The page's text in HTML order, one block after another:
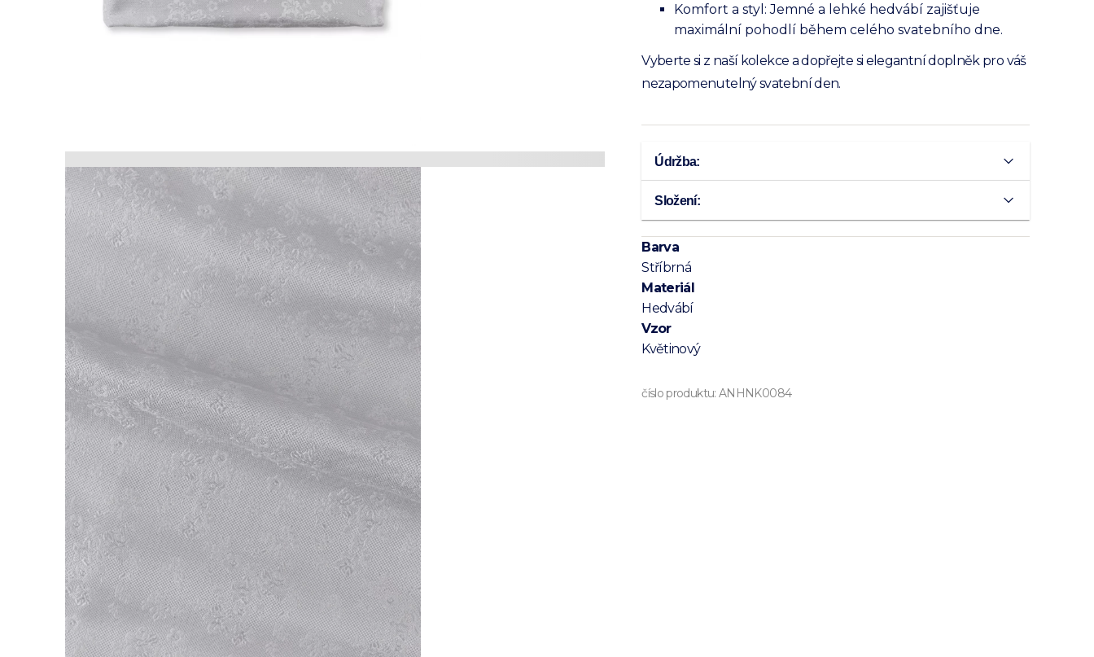
Komfort a styl: Jemné a lehké hedvábí zajišťuje
maximální pohodlí během celého svatebního dne.
Vyberte si z naší kolekce a dopřejte si elegantní doplněk pro váš
nezapomenutelný svatební den.
Údržba:
Složení:
Barva
Stříbrná
Materiál
Hedvábí
Vzor
Květinový
číslo produktu:ANHNK0084